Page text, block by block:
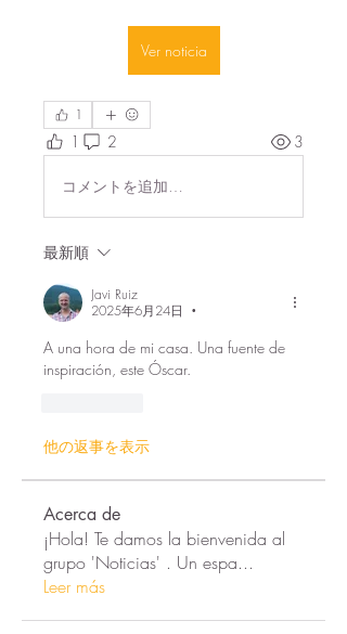
Ver noticia
1
1 2 3
コメントを追加…
最新順
Javi Ruiz
2025年6月24日
•
A una hora de mi casa. Una fuente de
inspiración, este Óscar.
他の返事を表示
Acerca de
¡Hola! Te damos la bienvenida al
grupo 'Noticias' . Un espa...
Leer más